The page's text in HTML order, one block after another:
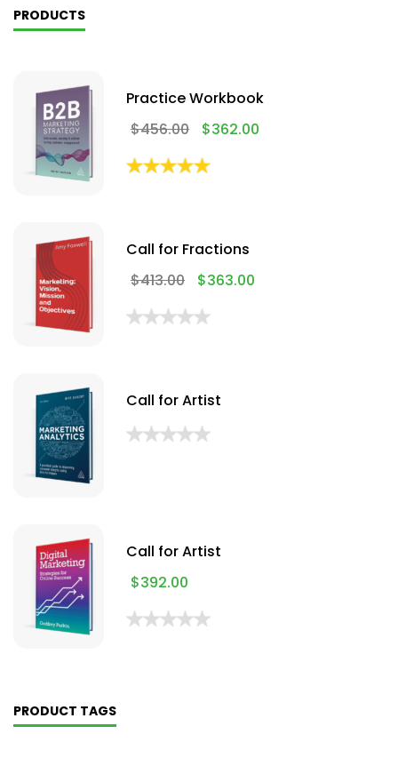
PRODUCTS
Practice Workbook
$456.00 $362.00
Call for Fractions
$413.00 $363.00
Call for Artist
Call for Artist
$392.00
PRODUCT TAGS